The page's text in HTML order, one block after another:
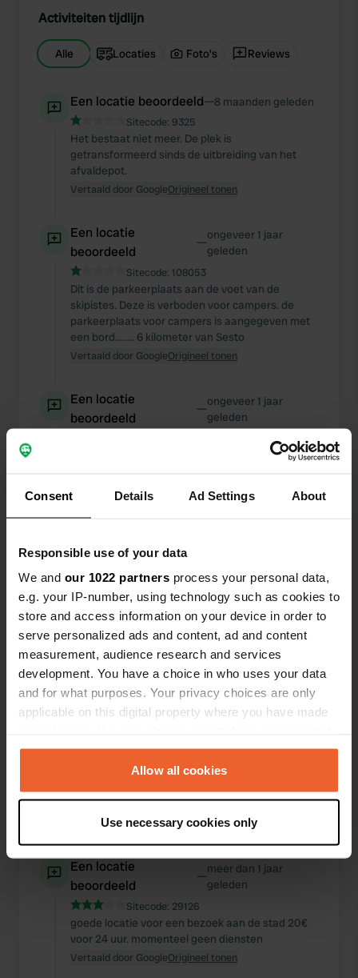
Consent Details Ad Settings About
Responsible use of your data
We and our 1022 partners process your personal data,
e.g. your IP-number, using technology such as cookies to
store and access information on your device in order to
serve personalized ads and content, ad and content
measurement, audience research and services
development. You have a choice in who uses your data
and for what purposes. Your privacy choices are only
applicable on this digital property where you have made
any time from the Cookie Declaration or by clicking on
the Privacy trigger icon.
Collect information about your geographical location
which can be accurate to within several meters
Identify your device by actively scanning it for
specific characteristics (fingerprinting)
Find out more about how your personal data is processed
and set your preferences in thedetails section.
We use cookies to personalise content and ads, to
Allow all cookies
Use necessary cookies only
Activiteiten tijdlijn
Alle Locaties Foto's Reviews
Een locatie beoordeeld—8 maanden geleden
Sitecode: 9325
Het bestaat niet meer. De plek is
getransformeerd sinds de uitbreiding van het
afvaldepot.
Vertaald door GoogleOrigineel tonen
Een locatie
beoordeeld
—ongeveer 1 jaar
geleden
Sitecode: 108053
Dit is de parkeerplaats aan de voet van de
skipistes. Deze is verboden voor campers. de
parkeerplaats voor campers is aangegeven met
een bord…….. 6 kilometer van Sesto
Vertaald door GoogleOrigineel tonen
Een locatie
beoordeeld
—ongeveer 1 jaar
geleden
zoals op alle camper- en kampeerterreinen klopt
Een locatie
Sitecode: 24843
uitstekende, nieuwe camping, 4-sterren sanitair.
goede locatie voor een bezoek aan Wenen,
maar……..41€ inclusief elektriciteit.
Vertaald door GoogleOrigineel tonen
Een locatie
beoordeeld
—meer dan 1 jaar
geleden
gezondheid. Bus naar Salzburg vlakbij, 15 min.
lopen. prijs voor 2 personen, 6m busje zonder
elektriciteit €35 (€6 elektriciteit) Ik raad aan
Vertaald door GoogleOrigineel tonen
Een locatie
beoordeeld
—meer dan 1 jaar
geleden
Sitecode: 29126
goede locatie voor een bezoek aan de stad 20€
voor 24 uur. momenteel geen diensten
Vertaald door GoogleOrigineel tonen